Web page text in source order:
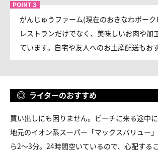
がんじゅうファーム(現在のおきなわポー
レストランだけでなく、美味しいお肉や加
ています。自宅や友人へのお土産配送もお
ライターのおすすめ
買い出しにも困りません。ビーチに来る途中
地元のイオン系スーパー「マックスバリュー
ら2～3分。24時間空いているので、心配する